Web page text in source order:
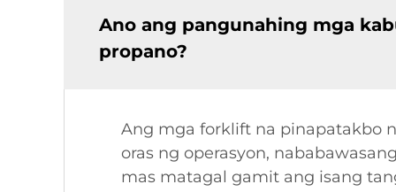
Ano ang pangunahing mga
propano?
Ang mga forklift na pinapatakbo
oras ng operasyon,
mas matagal gamit ang isang